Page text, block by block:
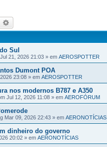
Pesquisar
Sul
21, 2026 21:03 » em AEROSPOTTER
Dumont POA
23:08 » em AEROSPOTTER
nos modernos B787 e A350
Jul 12, 2026 11:08 » em AEROFÓRUM
Mar 09, 2026 22:43 » em AERONOTÍCIAS
dinheiro do governo
20:02 » em AERONOTÍCIAS